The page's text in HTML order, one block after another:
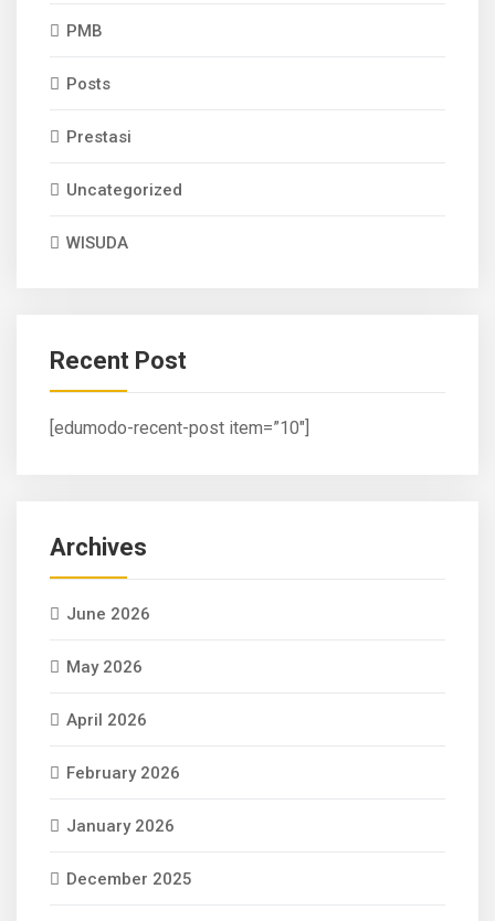
PMB
Posts
Prestasi
Uncategorized
WISUDA
Recent Post
[edumodo-recent-post item=”10″]
Archives
June 2026
May 2026
April 2026
February 2026
January 2026
December 2025